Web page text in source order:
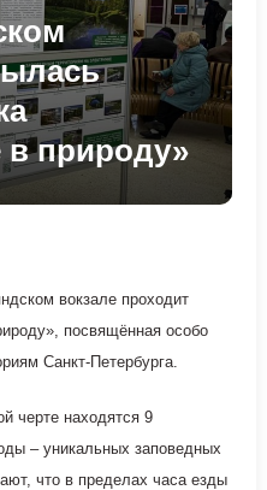
в природу»
вокзале проходит
посвящённая особо
Санкт-Петербурга.
черте находятся 9
– уникальных заповедных
что в пределах часа езды